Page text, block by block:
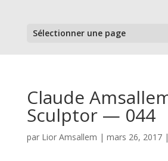
Sélectionner une page
Claude
Sculptor — 044
par Lior Amsallem | mars 26, 2017|